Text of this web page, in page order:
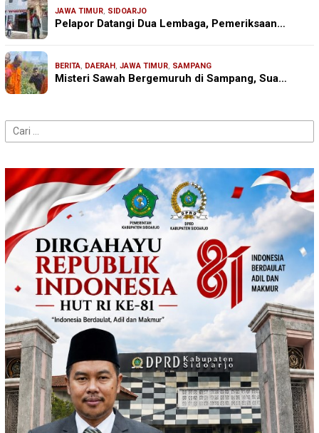
JAWA TIMUR, SIDOARJO
Pelapor Datangi Dua Lembaga, Pemeriksaan…
BERITA, DAERAH, JAWA TIMUR, SAMPANG
Misteri Sawah Bergemuruh di Sampang, Sua…
Cari
untuk: